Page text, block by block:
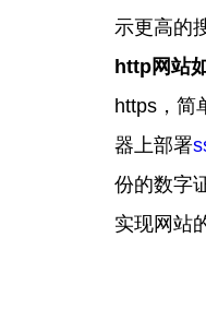
示更高的
http网站
https ，
器上部署
份的数字
实现网站